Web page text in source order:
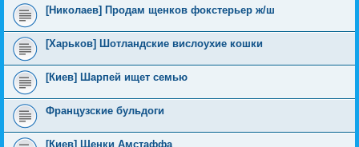
[Николаев] Продам щенков фокстерьер ж/ш
[Харьков] Шотландские вислоухие кошки
[Киев] Шарпей ищет семью
Французские бульдоги
[Киев] Щенки Амстаффа